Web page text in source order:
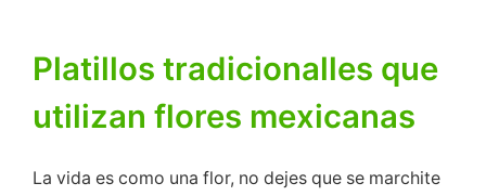
Platillos tradicionalles que
utilizan flores mexicanas
La vida es como una flor, no dejes que se marchite